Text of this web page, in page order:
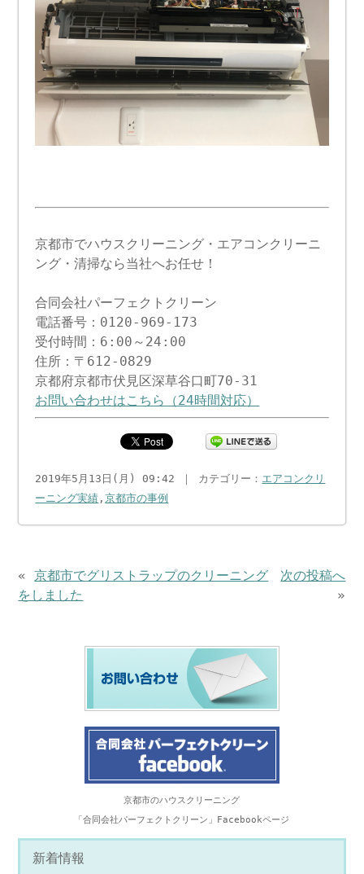
京都市でハウスクリーニング・エアコンクリーニ
ング・清掃なら当社へお任せ！
合同会社パーフェクトクリーン
電話番号：0120-969-173
受付時間：6:00～24:00
住所：〒612-0829
京都府京都市伏見区深草谷口町70-31
お問い合わせはこちら（24時間対応）
2019年5月13日(月) 09:42 ｜ カテゴリー： エアコンクリ
ーニング実績 ,京都市の事例
«京都市でグリストラップのクリーニング
をしました
次の投稿へ
»
京都市のハウスクリーニング
「合同会社パーフェクトクリーン」Facebookページ
新着情報